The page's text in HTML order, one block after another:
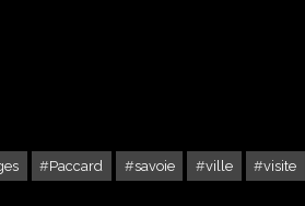
Paccard savoie ville
visite